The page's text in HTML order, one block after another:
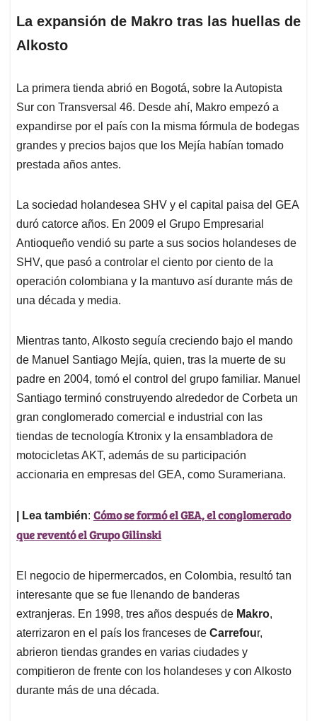
La expansión de Makro tras las huellas de
Alkosto
La primera tienda abrió en Bogotá, sobre la Autopista
Sur con Transversal 46. Desde ahí, Makro empezó a
expandirse por el país con la misma fórmula de bodegas
grandes y precios bajos que los Mejía habían tomado
prestada años antes.
La sociedad holandesea SHV y el capital paisa del GEA
duró catorce años. En 2009 el Grupo Empresarial
Antioqueño vendió su parte a sus socios holandeses de
SHV, que pasó a controlar el ciento por ciento de la
operación colombiana y la mantuvo así durante más de
una década y media.
Mientras tanto, Alkosto seguía creciendo bajo el mando
de Manuel Santiago Mejía, quien, tras la muerte de su
padre en 2004, tomó el control del grupo familiar. Manuel
Santiago terminó construyendo alrededor de Corbeta un
gran conglomerado comercial e industrial con las
tiendas de tecnología Ktronix y la ensambladora de
motocicletas AKT, además de su participación
accionaria en empresas del GEA, como Surameriana.
| Lea también: Cómo se formó el GEA, el conglomerado
que reventó el Grupo Gilinski
El negocio de hipermercados, en Colombia, resultó tan
interesante que se fue llenando de banderas
extranjeras. En 1998, tres años después de Makro,
aterrizaron en el país los franceses de Carrefour,
abrieron tiendas grandes en varias ciudades y
compitieron de frente con los holandeses y con Alkosto
durante más de una década.